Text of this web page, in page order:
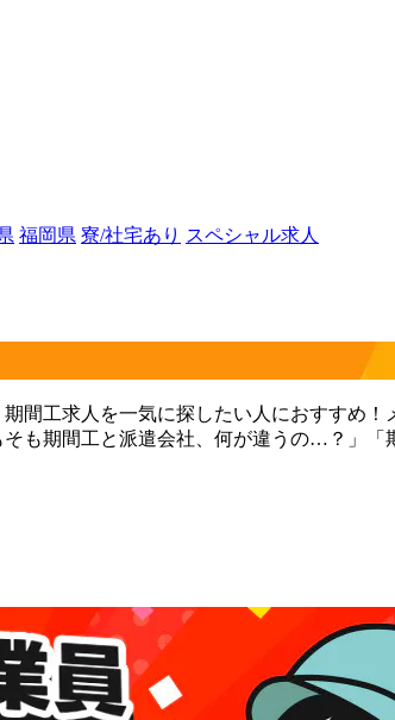
福岡県 寮/社宅あり スペシャル求人
間工求人を一気に探したい人におすすめ
も期間工と派遣会社、何が違うの…？」